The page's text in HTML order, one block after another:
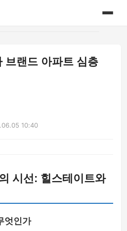
브랜드 아파트 심층
10:40
시선: 힐스테이트와
엇인가